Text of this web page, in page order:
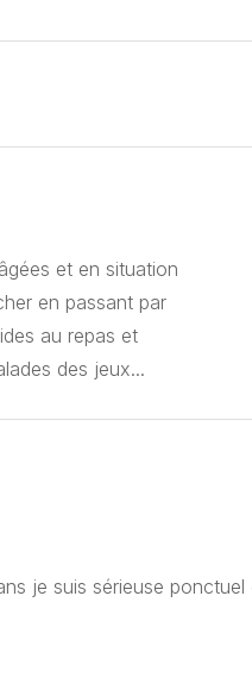
et en situation
en passant par
au repas et
des jeux...
je suis sérieuse